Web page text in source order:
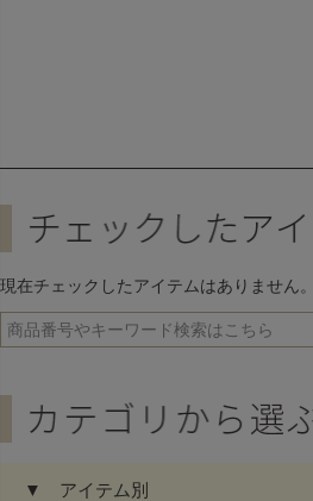
現在チェックしたアイテムはありません。
▼ アイテム別